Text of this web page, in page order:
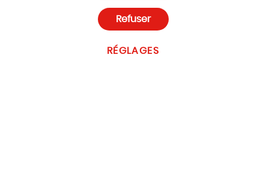
RÉGLAGES
Refuser